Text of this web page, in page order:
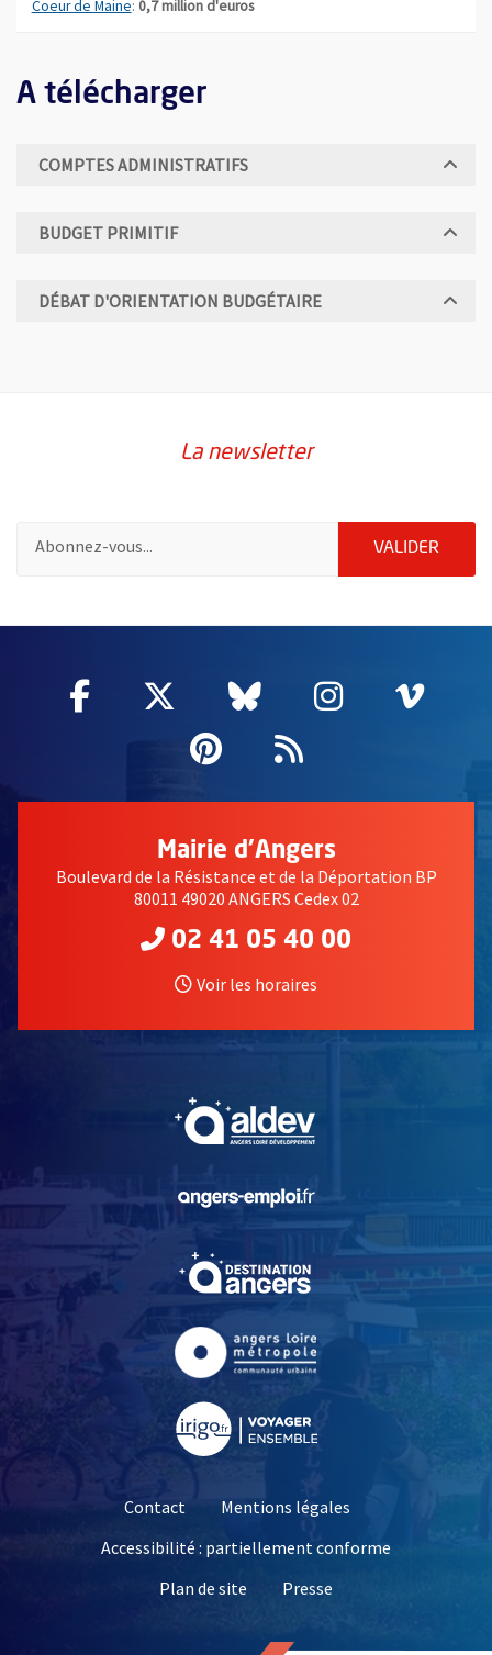
Coeur de Maine: 0,7 million d'euros
A télécharger
COMPTES ADMINISTRATIFS
BUDGET PRIMITIF
DÉBAT D'ORIENTATION BUDGÉTAIRE
La newsletter
VALIDER
Facebook
, Ouvre une nouvelle fenêtre
Twitter
, Ouvre une nouvelle
Bluesky
, Ouvre une
Instagram
, Ouvre
,
Pinterest
, Ouvre une
Flux RSS
Mairie d'Angers
Boulevard de la Résistance et de la Déportation BP
80011 49020 ANGERS Cedex 02
02 41 05 40 00
Voir les horaires
, Ouvre une nouvelle
, Ouvre une nouvelle
Contact
Mentions légales
Accessibilité : partiellement conforme
Plan de site
Presse